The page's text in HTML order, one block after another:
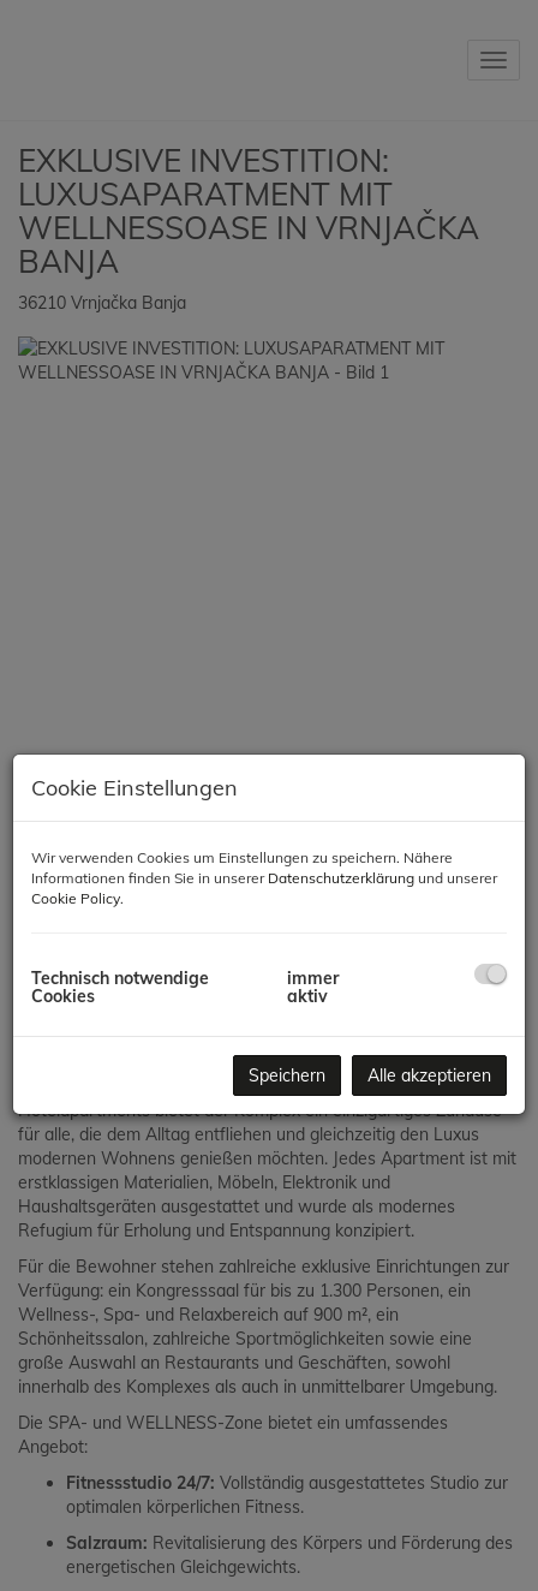
EXKLUSIVE INVESTITION:
LUXUSAPARATMENT MIT
WELLNESSOASE IN VRNJAČKA
BANJA
36210 Vrnjačka Banja
Zepterme – Luxus, Entspannung und Lebensqualität in
Vrnjačka Banja
„Zepterme“ ist ein luxuriöser Komplex im Herzen von Vrnjačka
Banja, der auf einer Fläche von 30.000 m² höchsten Komfort und
eleganten Stil vereint. Mit 131 hochwertig ausgestatteten
Hotelapartments bietet der Komplex ein einzigartiges Zuhause
für alle, die dem Alltag entfliehen und gleichzeitig den Luxus
modernen Wohnens genießen möchten. Jedes Apartment ist mit
erstklassigen Materialien, Möbeln, Elektronik und
Haushaltsgeräten ausgestattet und wurde als modernes
Refugium für Erholung und Entspannung konzipiert.
Für die Bewohner stehen zahlreiche exklusive Einrichtungen zur
Verfügung: ein Kongresssaal für bis zu 1.300 Personen, ein
Wellness-, Spa- und Relaxbereich auf 900 m², ein
Schönheitssalon, zahlreiche Sportmöglichkeiten sowie eine
große Auswahl an Restaurants und Geschäften, sowohl
innerhalb des Komplexes als auch in unmittelbarer Umgebung.
Die SPA- und WELLNESS-Zone bietet ein umfassendes
Angebot:
Fitnessstudio 24/7: Vollständig ausgestattetes Studio zur
optimalen körperlichen Fitness.
Salzraum: Revitalisierung des Körpers und Förderung des
energetischen Gleichgewichts.
Cookie Einstellungen
Wir verwenden Cookies um Einstellungen zu speichern. Nähere
Informationen finden Sie in unserer Datenschutzerklärung und unserer
Cookie Policy.
Technisch notwendige
Cookies
immer
aktiv
Speichern Alle akzeptieren